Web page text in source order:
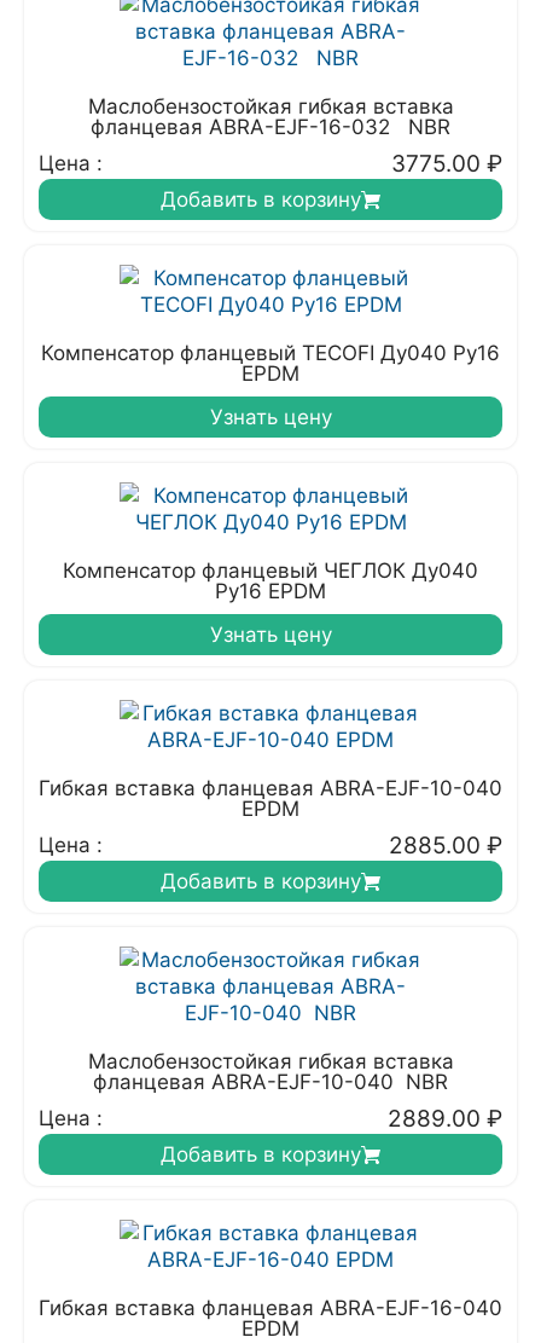
Маслобензостойкая гибкая вставка
фланцевая ABRA-EJF-16-032 NBR
Цена :
3775.00 ₽
Добавить в корзину
Компенсатор фланцевый TECOFI Ду040 Ру16
EPDM
Узнать цену
Компенсатор фланцевый ЧЕГЛОК Ду040
Ру16 EPDM
Узнать цену
Гибкая вставка фланцевая ABRA-EJF-10-040
EPDM
Цена :
2885.00 ₽
Добавить в корзину
Маслобензостойкая гибкая вставка
фланцевая ABRA-EJF-10-040 NBR
Цена :
2889.00 ₽
Добавить в корзину
Гибкая вставка фланцевая ABRA-EJF-16-040
EPDM